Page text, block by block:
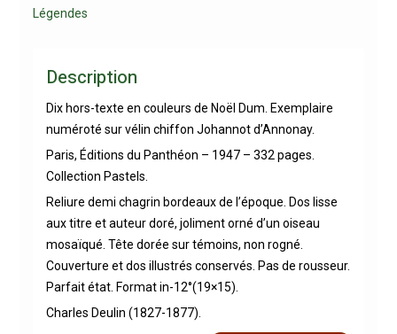
Légendes
Description
Dix hors-texte en couleurs de Noël Dum. Exemplaire
numéroté sur vélin chiffon Johannot d’Annonay.
Paris, Éditions du Panthéon – 1947 – 332 pages.
Collection Pastels.
Reliure demi chagrin bordeaux de l’époque. Dos lisse
aux titre et auteur doré, joliment orné d’un oiseau
mosaïqué. Tête dorée sur témoins, non rogné.
Couverture et dos illustrés conservés. Pas de rousseur.
Parfait état. Format in-12°(19×15).
Charles Deulin (1827-1877).